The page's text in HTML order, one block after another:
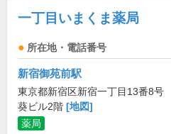
一丁目いまくま薬局
所在地・電話番号
新宿御苑前駅
東京都新宿区新宿一丁目13番8号
葵ビル2階 [地図]
薬局